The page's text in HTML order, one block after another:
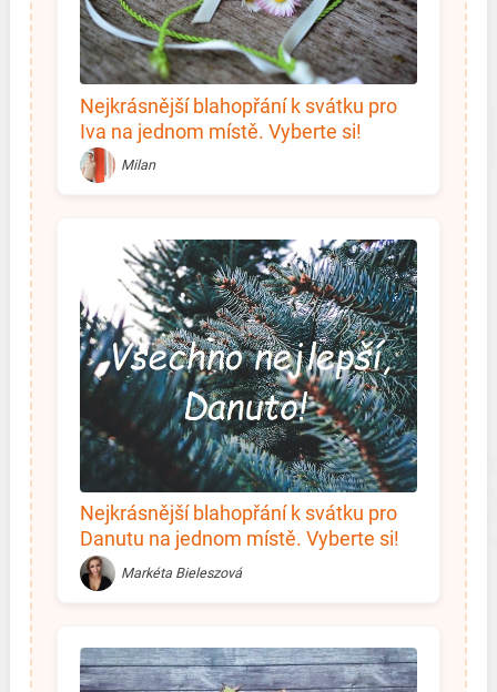
Nejkrásnější blahopřání k svátku pro
Iva na jednom místě. Vyberte si!
Milan
Nejkrásnější blahopřání k svátku pro
Danutu na jednom místě. Vyberte si!
Markéta Bieleszová